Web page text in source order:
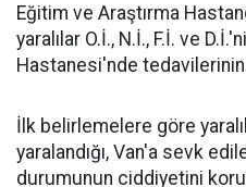
Eğitim ve Araştırma
yaralılar O.İ., N.İ., F.İ. ve
Hastanesi'nde
İlk belirlemelere göre
yaralandığı, Van'a sevk
durumunun ciddiyetini